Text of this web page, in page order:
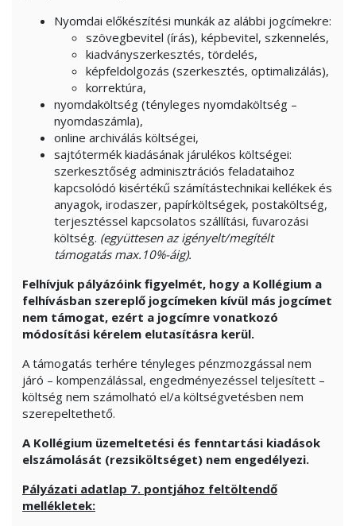
Nyomdai előkészítési munkák az alábbi jogcímekre:
szövegbevitel (írás), képbevitel, szkennelés,
kiadványszerkesztés, tördelés,
képfeldolgozás (szerkesztés, optimalizálás),
korrektúra,
nyomdaköltség (tényleges nyomdaköltség –
nyomdaszámla),
online archiválás költségei,
sajtótermék kiadásának járulékos költségei:
szerkesztőség adminisztrációs feladataihoz
kapcsolódó kisértékű számítástechnikai kellékek és
anyagok, irodaszer, papírköltségek, postaköltség,
terjesztéssel kapcsolatos szállítási, fuvarozási
költség. (együttesen az igényelt/megítélt
támogatás max.10%-áig).
Felhívjuk pályázóink figyelmét, hogy a Kollégium a
felhívásban szereplő jogcímeken kívül más jogcímet
nem támogat, ezért a jogcímre vonatkozó
módosítási kérelem elutasításra kerül.
A támogatás terhére tényleges pénzmozgással nem
járó – kompenzálással, engedményezéssel teljesített –
költség nem számolható el/a költségvetésben nem
szerepeltethető.
A Kollégium üzemeltetési és fenntartási kiadások
elszámolását (rezsiköltséget) nem engedélyezi.
Pályázati adatlap 7. pontjához feltöltendő
mellékletek: